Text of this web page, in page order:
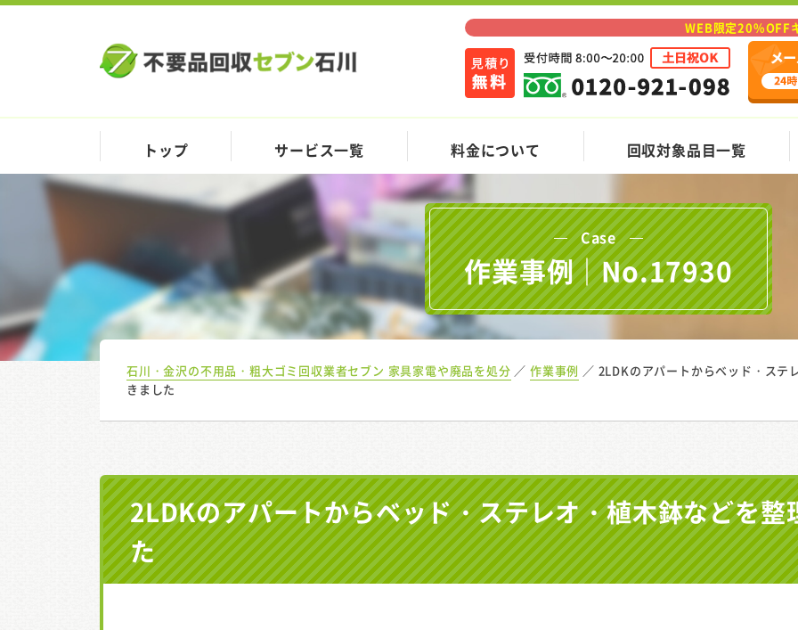
WEB限定20%OFF
トップ サービス一覧 料金について 回収対象品目一覧
Case
作業事例｜No.17930
石川・金沢の不用品・粗大ゴミ回収業者セブン 家具家電や廃品を処分 作業事例
2LDKのアパートからベッド・ステ
きました
2LDKのアパートからベッド・ステレオ・植木鉢などを
た